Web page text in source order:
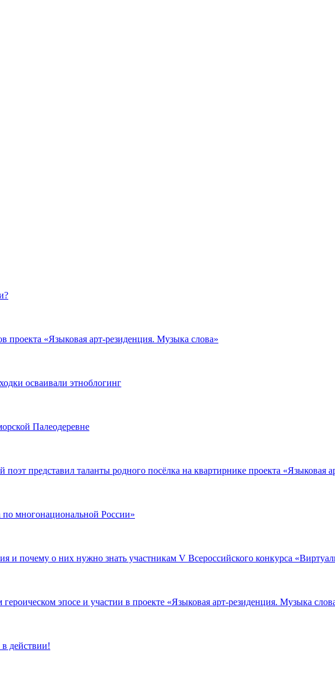
проекта «Языковая арт-резиденция. Музыка слова»
осваивали этноблогинг
Палеодеревне
представил таланты родного посёлка на квартирнике проекта «Языковая
по многонациональной России»
и почему о них нужно знать участникам V Всероссийского конкурса
эпосе и участии в проекте «Языковая арт-резиденция. Музыка
в действии!